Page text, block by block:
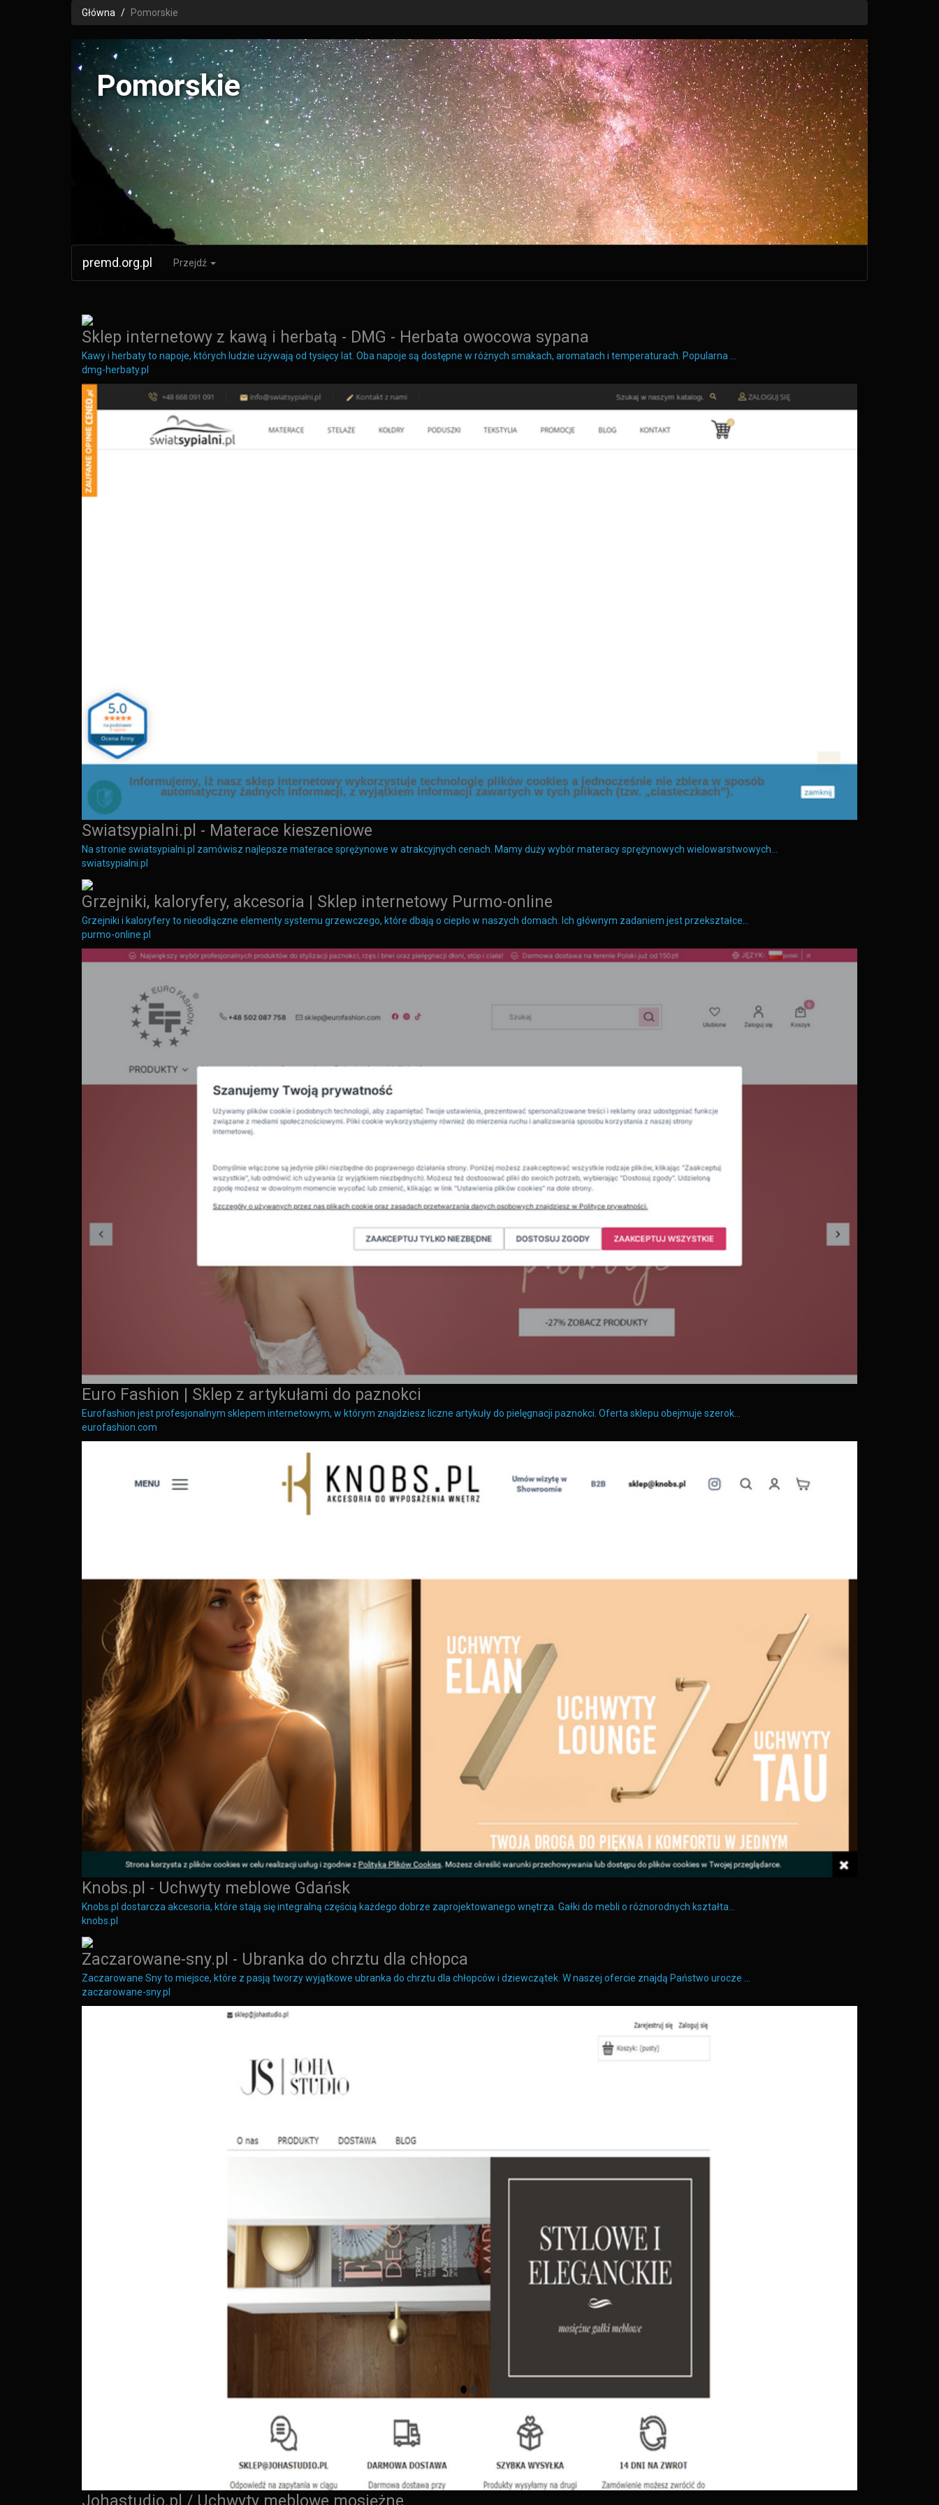
Główna Pomorskie
Pomorskie
premd.org.pl Przejdź
Sklep internetowy z kawą i herbatą - DMG - Herbata owocowa sypana
Kawy i herbaty to napoje, których ludzie używają od tysięcy lat. Oba napoje są dostępne w różnych smakach, aromatach i temperaturach. Popularna …
dmg-herbaty.pl
Swiatsypialni.pl - Materace kieszeniowe
Na stronie swiatsypialni.pl zamówisz najlepsze materace sprężynowe w atrakcyjnych cenach. Mamy duży wybór materacy sprężynowych wielowarstwowych…
swiatsypialni.pl
Grzejniki, kaloryfery, akcesoria | Sklep internetowy Purmo-online
Grzejniki i kaloryfery to nieodłączne elementy systemu grzewczego, które dbają o ciepło w naszych domach. Ich głównym zadaniem jest przekształce…
purmo-online.pl
Euro Fashion | Sklep z artykułami do paznokci
Eurofashion jest profesjonalnym sklepem internetowym, w którym znajdziesz liczne artykuły do pielęgnacji paznokci. Oferta sklepu obejmuje szerok…
eurofashion.com
Knobs.pl - Uchwyty meblowe Gdańsk
Knobs.pl dostarcza akcesoria, które stają się integralną częścią każdego dobrze zaprojektowanego wnętrza. Gałki do mebli o różnorodnych kształta…
knobs.pl
Zaczarowane-sny.pl - Ubranka do chrztu dla chłopca
Zaczarowane Sny to miejsce, które z pasją tworzy wyjątkowe ubranka do chrztu dla chłopców i dziewczątek. W naszej ofercie znajdą Państwo urocze …
zaczarowane-sny.pl